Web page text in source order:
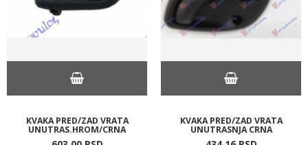
KVAKA PRED/ZAD VRATA
UNUTRAS.HROM/CRNA
KVAKA PRED/ZAD VRATA
UNUTRASNJA CRNA